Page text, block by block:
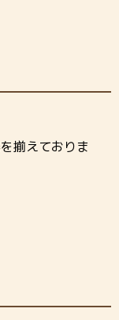
揃えておりま